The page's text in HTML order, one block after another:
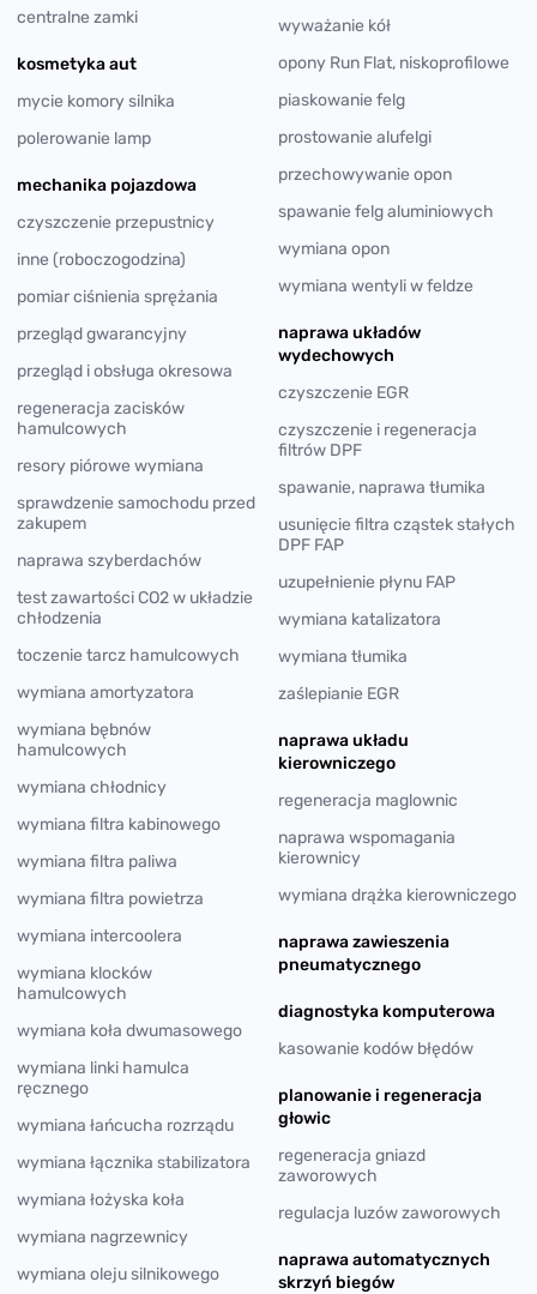
centralne zamki
kosmetyka aut
mycie komory silnika
polerowanie lamp
mechanika pojazdowa
czyszczenie przepustnicy
inne (roboczogodzina)
pomiar ciśnienia sprężania
przegląd gwarancyjny
przegląd i obsługa okresowa
regeneracja zacisków
hamulcowych
resory piórowe wymiana
sprawdzenie samochodu przed
zakupem
naprawa szyberdachów
test zawartości CO2 w układzie
chłodzenia
toczenie tarcz hamulcowych
wymiana amortyzatora
wymiana bębnów
hamulcowych
wymiana chłodnicy
wymiana filtra kabinowego
wymiana filtra paliwa
wymiana filtra powietrza
wymiana intercoolera
wymiana klocków
hamulcowych
wymiana koła dwumasowego
wymiana linki hamulca
ręcznego
wymiana łańcucha rozrządu
wymiana łącznika stabilizatora
wymiana łożyska koła
wymiana nagrzewnicy
wymiana oleju silnikowego
wyważanie kół
opony Run Flat, niskoprofilowe
piaskowanie felg
prostowanie alufelgi
przechowywanie opon
spawanie felg aluminiowych
wymiana opon
wymiana wentyli w feldze
naprawa układów
wydechowych
czyszczenie EGR
czyszczenie i regeneracja
filtrów DPF
spawanie, naprawa tłumika
usunięcie filtra cząstek stałych
DPF FAP
uzupełnienie płynu FAP
wymiana katalizatora
wymiana tłumika
zaślepianie EGR
naprawa układu
kierowniczego
regeneracja maglownic
naprawa wspomagania
kierownicy
wymiana drążka kierowniczego
naprawa zawieszenia
pneumatycznego
diagnostyka komputerowa
kasowanie kodów błędów
planowanie i regeneracja
głowic
regeneracja gniazd
zaworowych
regulacja luzów zaworowych
naprawa automatycznych
skrzyń biegów